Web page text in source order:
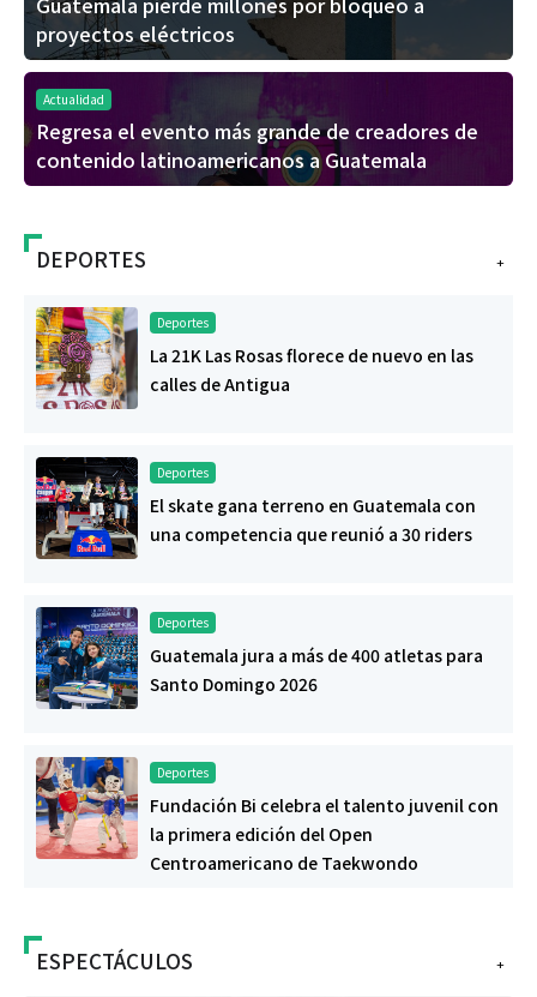
proyectos eléctricos
Actualidad
Regresa el evento más grande de creadores de
contenido latinoamericanos a Guatemala
+
DEPORTES
Deportes
La 21K Las Rosas florece de nuevo en las
calles de Antigua
Deportes
El skate gana terreno en Guatemala con
una competencia que reunió a 30 riders
Deportes
Guatemala jura a más de 400 atletas para
Santo Domingo 2026
Deportes
Fundación Bi celebra el talento juvenil con
la primera edición del Open
Centroamericano de Taekwondo
+
ESPECTÁCULOS